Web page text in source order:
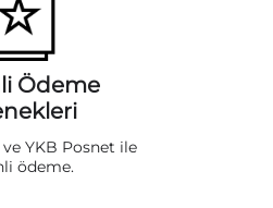
Ödeme
ve YKB Posnet ile
ödeme.